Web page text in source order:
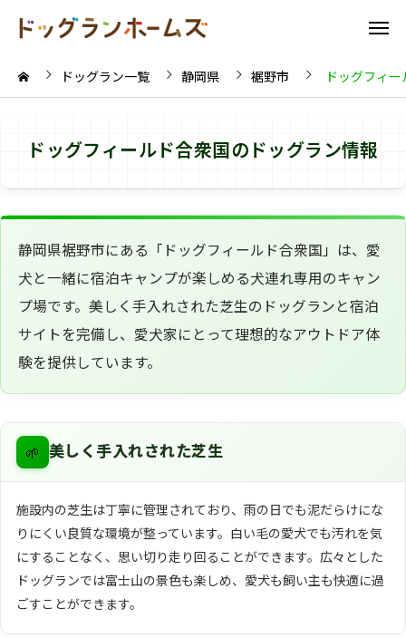
ドッグラン一覧 静岡県 裾野市 ドッグフィ
ドッグフィールド合衆国のドッグラン情報
静岡県裾野市にある「ドッグフィールド合衆国」は、愛
犬と一緒に宿泊キャンプが楽しめる犬連れ専用のキャン
プ場です。美しく手入れされた芝生のドッグランと宿泊
サイトを完備し、愛犬家にとって理想的なアウトドア体
験を提供しています。
🌱 美しく手入れされた芝生
施設内の芝生は丁寧に管理されており、雨の日でも泥だらけにな
りにくい良質な環境が整っています。白い毛の愛犬でも汚れを気
にすることなく、思い切り走り回ることができます。広々とした
ドッグランでは富士山の景色も楽しめ、愛犬も飼い主も快適に過
ごすことができます。